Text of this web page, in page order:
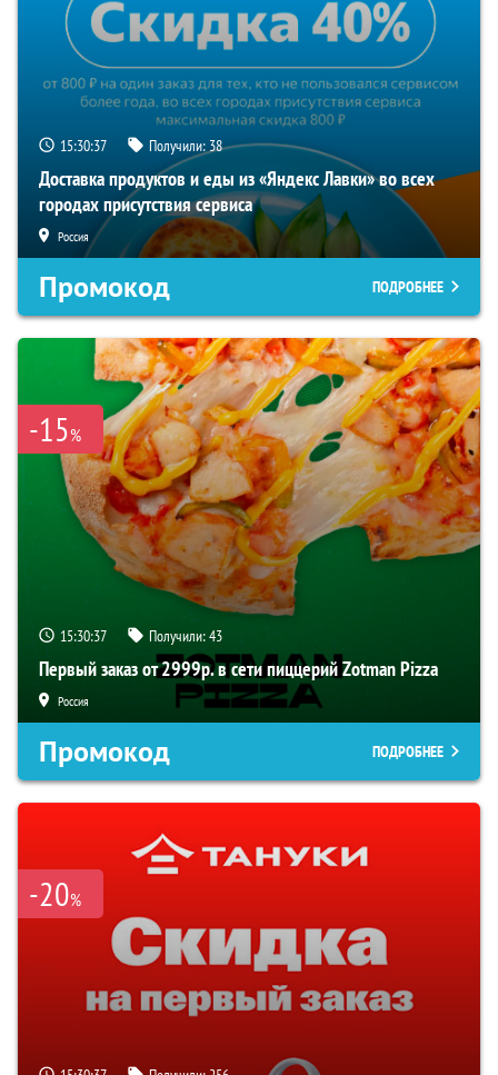
15:30:36 Получили:38
Доставка продуктов и еды из «Яндекс Лавки» во всех
городах присутствия сервиса
Россия
Промокод ПОДРОБНЕЕ
-15%
15:30:36 Получили:43
Первый заказ от 2999р. в сети пиццерий Zotman Pizza
Россия
Промокод ПОДРОБНЕЕ
-20%